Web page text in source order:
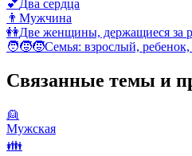
💕Два сердца
👨 Мужчина
👭Две женщины, держащиеся за
🧑‍🧒‍🧒Семья: взрослый, ребенок,
Связанные темы и
👱
Мужская
👪